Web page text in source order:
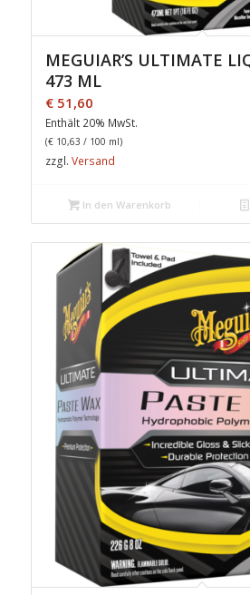
MEGUIAR’S ULTIMATE
473 ML
€51,60
Enthält 20% MwSt.
(€10,63 / 100 ml)
zzgl. Versand
In den Warenkorb